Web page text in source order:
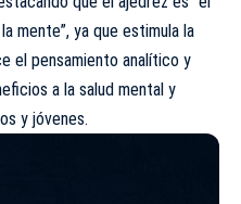
mente”, ya que estimula la
el pensamiento analítico y
a la salud mental y
y jóvenes.